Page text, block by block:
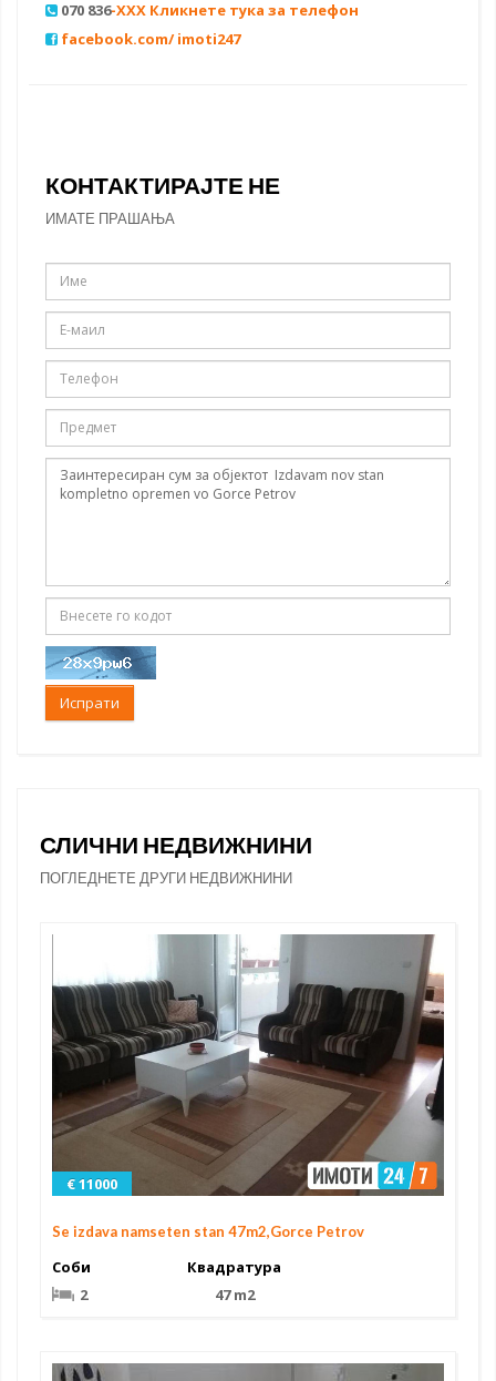
070 836-XXX Кликнете тука за телефон
facebook.com/ imoti247
КОНТАКТИРАЈТЕ НЕ
ИМАТЕ ПРАШАЊА
Испрати
СЛИЧНИ НЕДВИЖНИНИ
ПОГЛЕДНЕТЕ ДРУГИ НЕДВИЖНИНИ
€ 11000
Se izdava namseten stan 47m2,Gorce Petrov
Соби
2
Квадратура
47 m2